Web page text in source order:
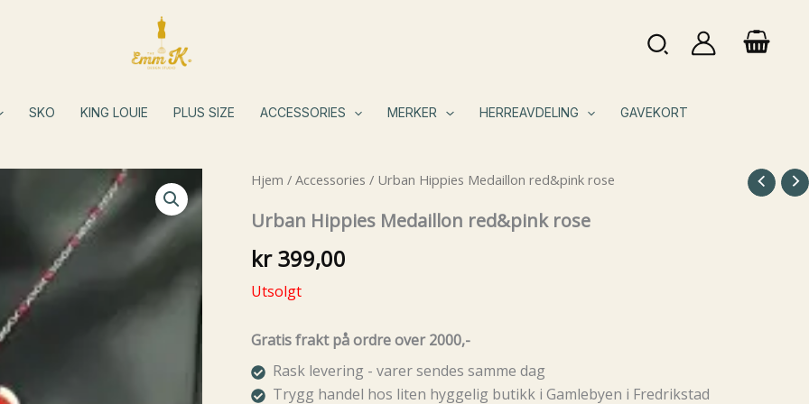
Søk
SKO KING LOUIE PLUS SIZE ACCESSORIES MERKER HERREAVDELING GAVEKORT
Hjem / Accessories / Urban Hippies Medaillon red&pink rose
Urban Hippies Medaillon red&pink rose
kr399,00
Utsolgt
Gratis frakt på ordre over 2000,-
Rask levering - varer sendes samme dag
Trygg handel hos liten hyggelig butikk i Gamlebyen i Fredrikstad